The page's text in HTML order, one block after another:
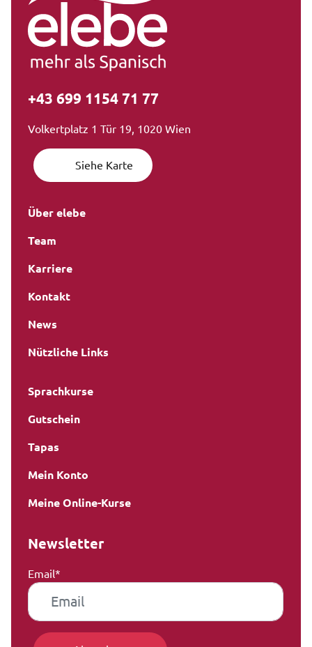
+43 699 1154 71 77
Volkertplatz 1 Tür 19, 1020 Wien
Siehe Karte
Über elebe
Team
Karriere
Kontakt
News
Nützliche Links
Sprachkurse
Gutschein
Tapas
Mein Konto
Meine Online-Kurse
Newsletter
Email*